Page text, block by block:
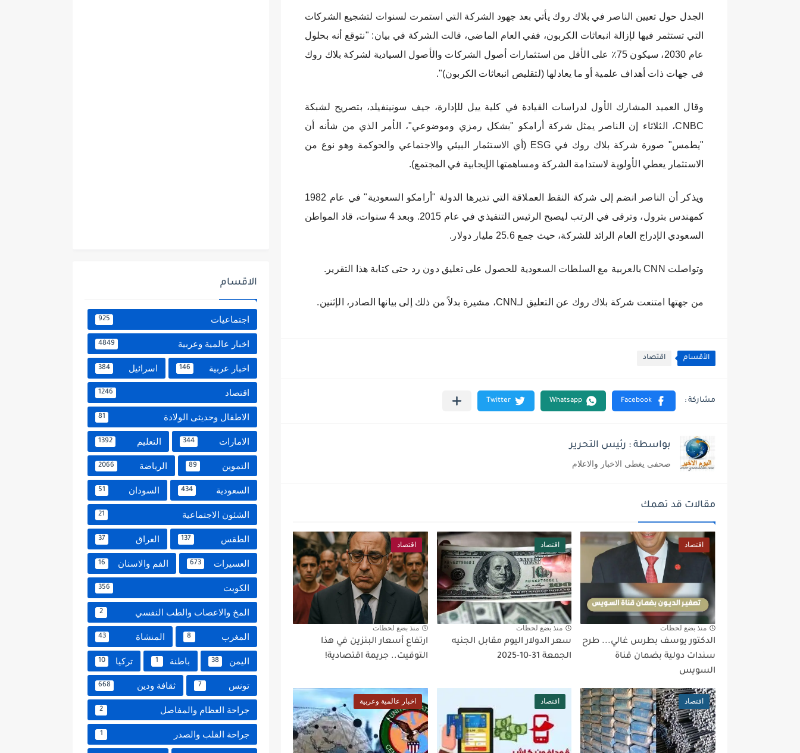
الجدل حول تعيين الناصر في بلاك روك يأتي بعد جهود الشركة التي استمرت لسنوات لتشجيع الشركات
التي تستثمر فيها لإزالة انبعاثات الكربون، ففي العام الماضي، قالت الشركة في بيان: "نتوقع أنه بحلول
عام 2030، سيكون 75٪ على الأقل من استثمارات أصول الشركات والأصول السيادية لشركة بلاك روك
في جهات ذات أهداف علمية أو ما يعادلها (لتقليص انبعاثات الكربون)".
وقال العميد المشارك الأول لدراسات القيادة في كلية ييل للإدارة، جيف سونينفيلد، بتصريح لشبكة
CNBC، الثلاثاء إن الناصر يمثل شركة أرامكو "بشكل رمزي وموضوعي"، الأمر الذي من شأنه أن
"يطمس" صورة شركة بلاك روك في ESG (أي الاستثمار البيئي والاجتماعي والحوكمة وهو نوع من
الاستثمار يعطي الأولوية لاستدامة الشركة ومساهمتها الإيجابية في المجتمع).
ويذكر أن الناصر انضم إلى شركة النفط العملاقة التي تديرها الدولة "أرامكو السعودية" في عام 1982
كمهندس بترول، وترقى في الرتب ليصبح الرئيس التنفيذي في عام 2015. وبعد 4 سنوات، قاد المواطن
السعودي الإدراج العام الرائد للشركة، حيث جمع 25.6 مليار دولار.
وتواصلت CNN بالعربية مع السلطات السعودية للحصول على تعليق دون رد حتى كتابة هذا التقرير.
من جهتها امتنعت شركة بلاك روك عن التعليق لـCNN، مشيرة بدلاً من ذلك إلى بيانها الصادر، الإثنين.
الأقسام اقتصاد
بواسطة : رئيس التحرير
صحفى يغطى الاخبار والاعلام
مقالات قد تهمك
اقتصاد
منذ بضع لحظات
الدكتور يوسف بطرس غالي... طرح
سندات دولية بضمان قناة
السويس
اقتصاد
منذ بضع لحظات
سعر الدولار اليوم مقابل الجنيه
الجمعة 31-10-2025
اقتصاد
منذ بضع لحظات
ارتفاع أسعار البنزين في هذا
التوقيت.. جريمة اقتصادية!
اقتصاد اقتصاد اخبار عالمية وعربية
الاقسام
اجتماعيات 925
اخبار عالمية وعربية 4849
اخبار عربية 146 اسرائيل 384
اقتصاد 1246
الاطفال وحديثى الولادة 81
الامارات 344 التعليم 1392
التموين 89 الرياضة 2066
السعودية 434 السودان 51
الشئون الاجتماعية 21
الطقس 137 العراق 37
العسيرات 673 الفم والاسنان 16
الكويت 356
المخ والاعصاب والطب النفسي 2
المغرب 8 المنشاة 43
اليمن 38 باطنة 1 تركيا 10
تونس 7 ثقافة ودين 668
جراحة العظام والمفاصل 2
جراحة القلب والصدر 1